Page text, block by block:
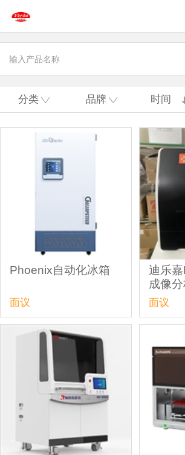
分类 品牌 时间
Phoenix自动化冰箱
面议
迪乐
成像
面议